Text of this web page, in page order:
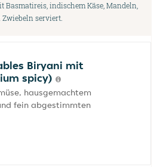
Basmatireis, indischem Käse, Mandeln,
serviert.
Biryani mit
spicy)
hausgemachtem
fein abgestimmten